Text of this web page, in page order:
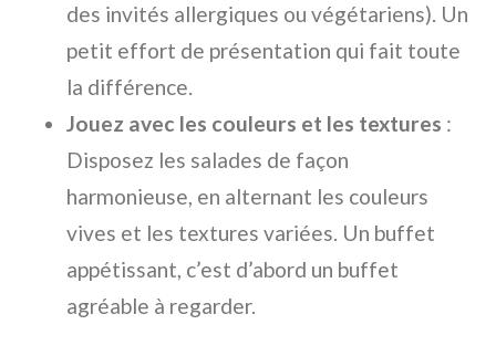
des invités allergiques ou végétariens). Un
petit effort de présentation qui fait toute
la différence.
Jouez avec les couleurs et les textures :
Disposez les salades de façon
harmonieuse, en alternant les couleurs
vives et les textures variées. Un buffet
appétissant, c’est d’abord un buffet
agréable à regarder.